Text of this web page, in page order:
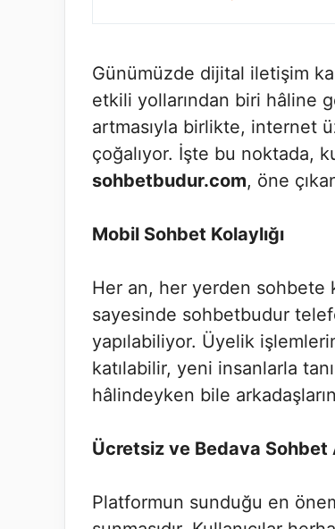
Günümüzde dijital iletişim
etkili yollarından biri hâline
artmasıyla birlikte, internet
çoğalıyor. İşte bu noktada,
sohbetbudur.com, öne
Mobil Sohbet Kolaylığı
Her an, her yerden sohbete
sayesinde sohbetbudur
yapılabiliyor. Üyelik
katılabilir, yeni insanlarla
hâlindeyken bile
Ücretsiz ve Bedava Sohbet
Platformun sunduğu en